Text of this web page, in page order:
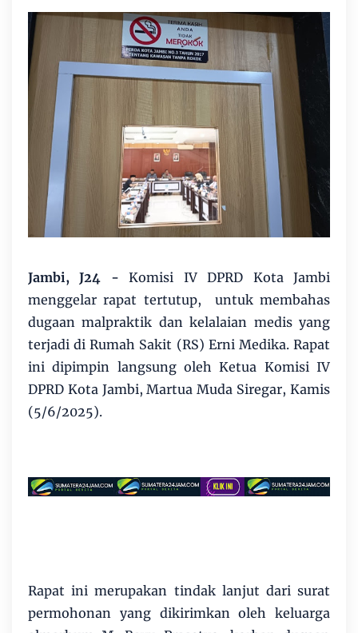
Jambi, J24 -Komisi IV DPRD Kota Jambi
menggelar rapat tertutup, untuk membahas
dugaan malpraktik dan kelalaian medis yang
terjadi di Rumah Sakit (RS) Erni Medika. Rapat
ini dipimpin langsung oleh Ketua Komisi IV
DPRD Kota Jambi, Martua Muda Siregar, Kamis
(5/6/2025).
Rapat ini merupakan tindak lanjut dari surat
permohonan yang dikirimkan oleh keluarga